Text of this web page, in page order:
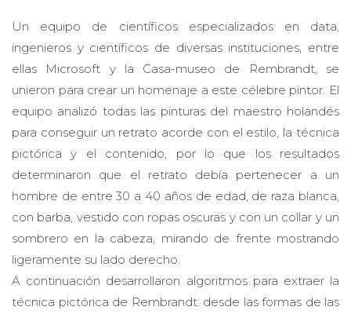
Un equipo de científicos especializados en data,
ingenieros y científicos de diversas instituciones, entre
ellas Microsoft y la Casa-museo de Rembrandt, se
unieron para crear un homenaje a este célebre pintor. El
equipo analizó todas las pinturas del maestro holandés
para conseguir un retrato acorde con el estilo, la técnica
pictórica y el contenido, por lo que los resultados
determinaron que el retrato debía pertenecer a un
hombre de entre 30 a 40 años de edad, de raza blanca,
con barba, vestido con ropas oscuras y con un collar y un
sombrero en la cabeza, mirando de frente mostrando
ligeramente su lado derecho.
A continuación desarrollaron algoritmos para extraer la
técnica pictórica de Rembrandt: desde las formas de las